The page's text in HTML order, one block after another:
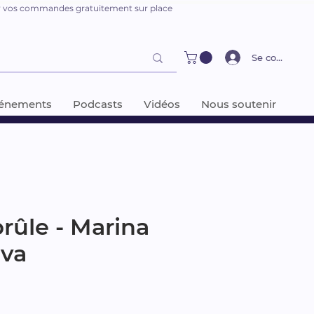
Se connecter
Podcasts Vidéos Nous soutenir
- Marina
vos commandes gratuitement sur place